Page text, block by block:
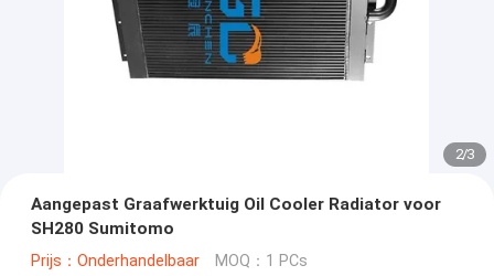
2/3
Aangepast Graafwerktuig Oil Cooler Radiator voor
SH280 Sumitomo
Prijs：Onderhandelbaar MOQ：1 PCs